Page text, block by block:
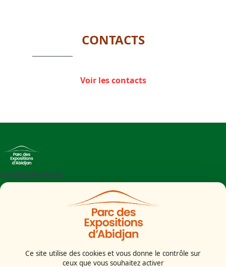
CONTACTS
Voir les contacts
Contactez-nous
Parc des Expositions d'Abidjan - Boulevard de l'aéroport
Ce site utilise des cookies et vous donne le contrôle sur
ceux que vous souhaitez activer